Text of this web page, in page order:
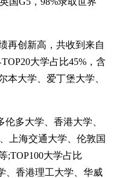
创新高，共收到来自
大学占比45%，含
本大学、爱丁堡大学、
多大学、香港大学、
上海交通大学、伦敦国
;TOP100大学占比
、香港理工大学、华威